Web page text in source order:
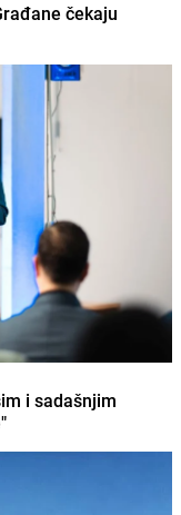
čekaju
i sadašnjim